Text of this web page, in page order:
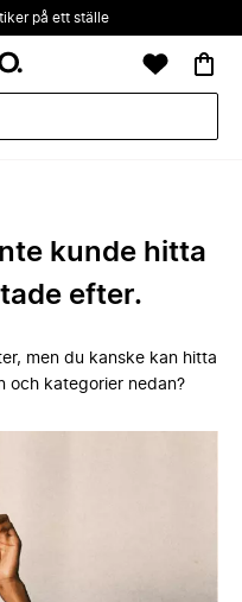
på ett ställe
kunde hitta
efter.
men du kanske kan hitta
och kategorier nedan?